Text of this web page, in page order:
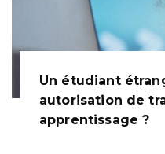
Un étudiant
autorisation de
apprentissage ?